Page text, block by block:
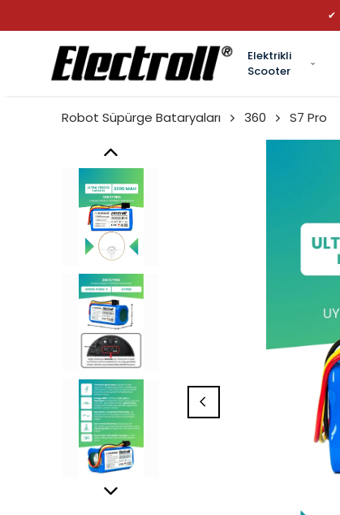
✔
Elektrikli
Scooter
Robot Süpürge Bataryaları 360 S7 Pro